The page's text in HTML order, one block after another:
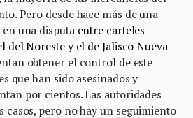
Pero desde hace más de una
en una disputa entre carteles
del Noreste y el de Jalisco Nueva
obtener el control de este
que han sido asesinados y
por cientos. Las autoridades
casos, pero no hay un seguimiento